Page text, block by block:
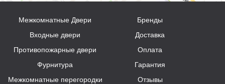
Межкомнатные Двери
Входные двери
Противопожарные двери
Фурнитура
Межкомнатные перегородки
Бренды
Доставка
Оплата
Гарантия
Отзывы